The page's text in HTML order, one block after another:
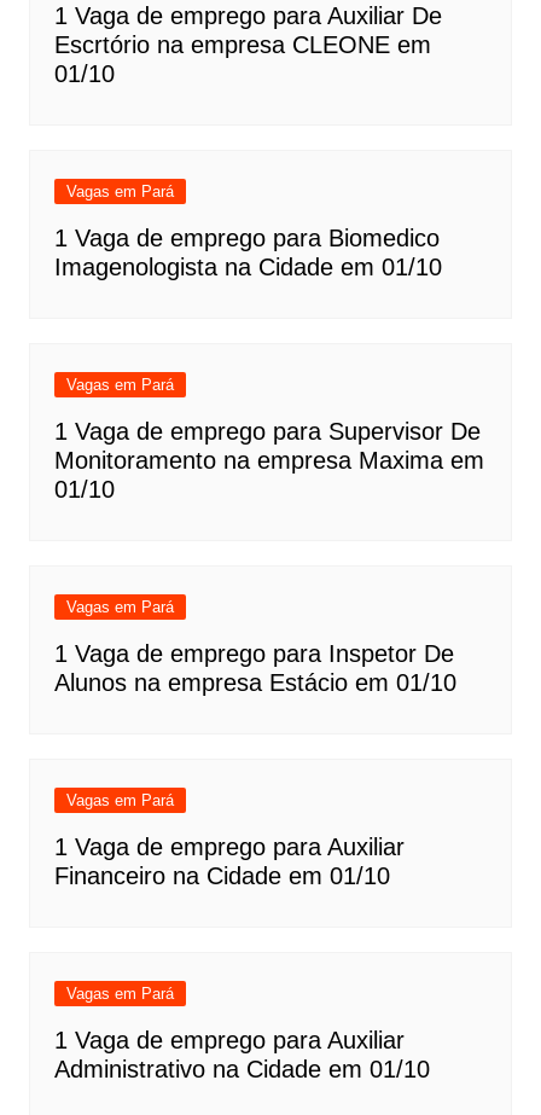
1 Vaga de emprego para Auxiliar De
Escrtório na empresa CLEONE em
01/10
Vagas em Pará
1 Vaga de emprego para Biomedico
Imagenologista na Cidade em 01/10
Vagas em Pará
1 Vaga de emprego para Supervisor De
Monitoramento na empresa Maxima em
01/10
Vagas em Pará
1 Vaga de emprego para Inspetor De
Alunos na empresa Estácio em 01/10
Vagas em Pará
1 Vaga de emprego para Auxiliar
Financeiro na Cidade em 01/10
Vagas em Pará
1 Vaga de emprego para Auxiliar
Administrativo na Cidade em 01/10